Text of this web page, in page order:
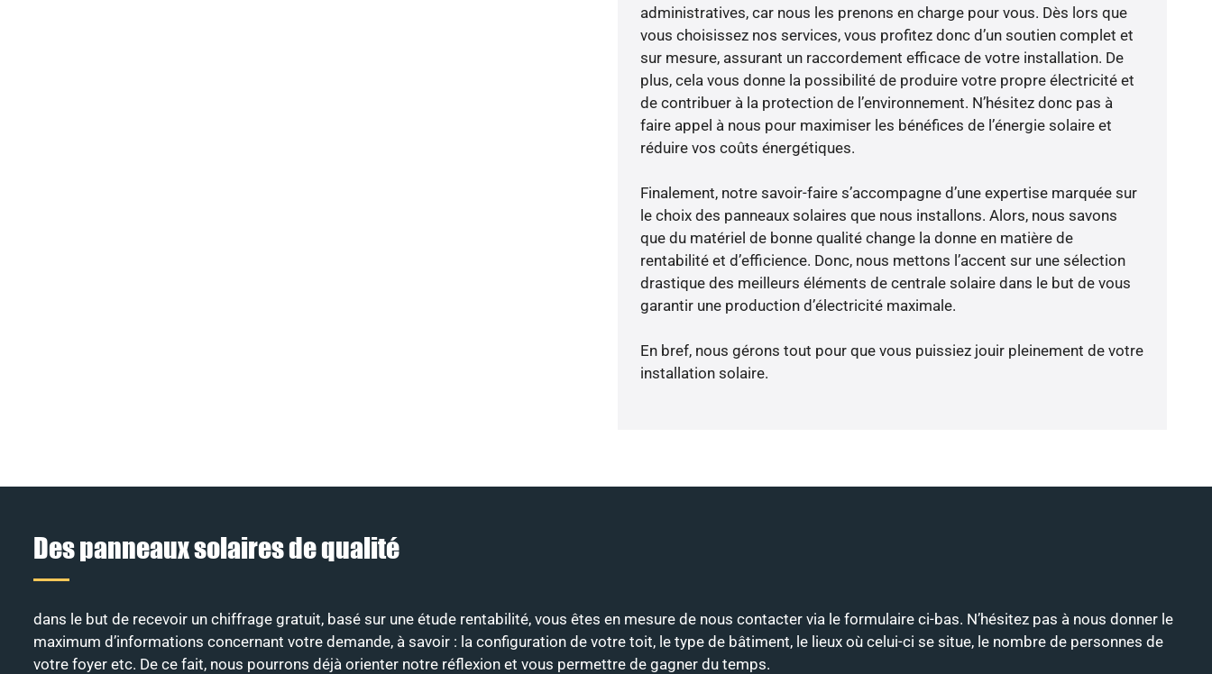
administratives, car nous les prenons en charge pour vous. Dès lors que
vous choisissez nos services, vous profitez donc d’un soutien complet et
sur mesure, assurant un raccordement efficace de votre installation. De
plus, cela vous donne la possibilité de produire votre propre électricité et
de contribuer à la protection de l’environnement. N’hésitez donc pas à
faire appel à nous pour maximiser les bénéfices de l’énergie solaire et
réduire vos coûts énergétiques.
Finalement, notre savoir-faire s’accompagne d’une expertise marquée sur
le choix des panneaux solaires que nous installons. Alors, nous savons
que du matériel de bonne qualité change la donne en matière de
rentabilité et d’efficience. Donc, nous mettons l’accent sur une sélection
drastique des meilleurs éléments de centrale solaire dans le but de vous
garantir une production d’électricité maximale.
En bref, nous gérons tout pour que vous puissiez jouir pleinement de votre
installation solaire.
Des panneaux solaires de qualité
dans le but de recevoir un chiffrage gratuit, basé sur une étude rentabilité, vous êtes en mesure de nous contacter via le formulaire ci-bas. N’hésitez pas à nous donner le
maximum d’informations concernant votre demande, à savoir : la configuration de votre toit, le type de bâtiment, le lieux où celui-ci se situe, le nombre de personnes de
votre foyer etc. De ce fait, nous pourrons déjà orienter notre réflexion et vous permettre de gagner du temps.